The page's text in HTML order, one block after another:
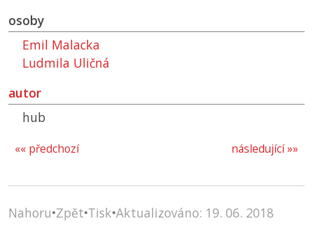
osoby
Emil Malacka
Ludmila Uličná
autor
hub
následující »»
«« předchozí
Nahoru•Zpět•Tisk•Aktualizováno: 19. 06. 2018